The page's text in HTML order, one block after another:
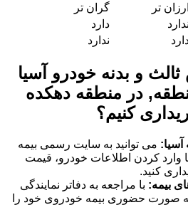
ارزان تر
گران تر
ندارد
دارد
ندارد
و بدنه خودرو آسیا
در منطقه دهکده
کنیم؟
آسیا: می توانید به سایت رسمی بیمه
وارد کردن اطلاعات خودرو، قیمت
کنید.
بیمه: با مراجعه به دفاتر نمایندگی
به صورت حضوری بیمه خودروی خود را